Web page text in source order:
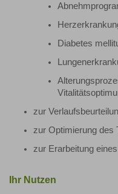
Diabetes
zur
zur Optimierung des
zur Erarbeitung
Ihr Nutzen